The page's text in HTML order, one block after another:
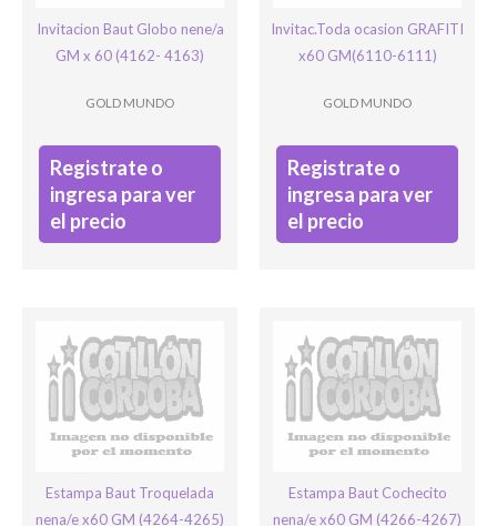
Invitacion Baut Globo nene/a
GM x 60 (4162- 4163)
GOLD MUNDO
Registrate o
ingresa para ver
el precio
Invitac.Toda ocasion GRAFITI
x60 GM(6110-6111)
GOLD MUNDO
Registrate o
ingresa para ver
el precio
Estampa Baut Troquelada
nena/e x60 GM (4264-4265)
Estampa Baut Cochecito
nena/e x60 GM (4266-4267)